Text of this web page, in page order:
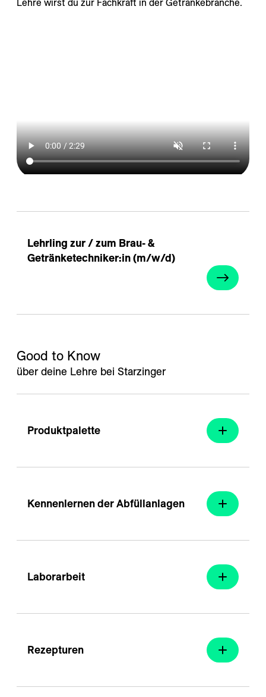
---
---
---
--
Lehre wirst du zur Fachkraft in der Getränkebranche.
Lehrling zur / zum Brau- &
Getränketechniker:in (m/w/d)
Good to Know
über deine Lehre bei Starzinger
Produktpalette
Kennenlernen der Abfüllanlagen
Laborarbeit
Rezepturen